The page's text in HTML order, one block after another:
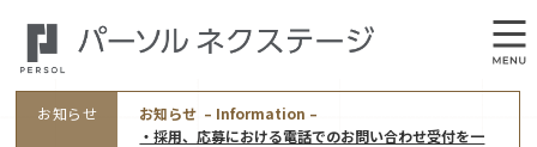
お知らせ
お知らせ – Information –
・採用、応募における電話でのお問い合わせ受付を一